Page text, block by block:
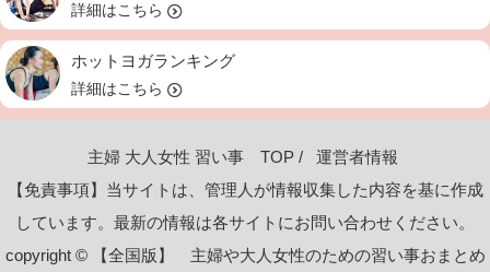
詳細はこちら
ホットヨガランキング
詳細はこちら
主婦 大人女性 習い事 TOP
運営者情報
【免責事項】当サイトは、管理人が情報収集した内容を基に作成
しています。最新の情報は各サイトにお問い合わせください。
copyright © 【全国版】 主婦や大人女性のための習い事おまとめ